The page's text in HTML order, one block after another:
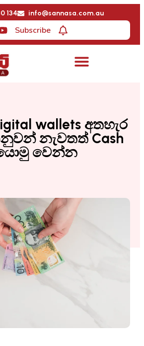
134 info@sannasa.com.au
Subscribe
wallets අතහැර
නැවතත් Cash
වෙන්න